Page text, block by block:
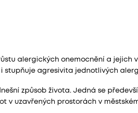
alergických onemocnění a jejich
stupňuje agresivita jednotlivých
způsob života. Jedná se
v uzavřených prostorách v